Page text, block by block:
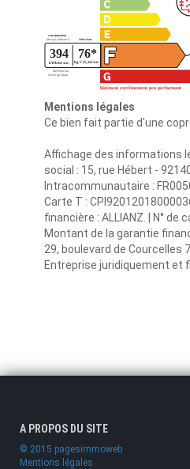
Mentions légales
Ce bien fait partie d'une
Affichage des informations
social : 15, rue Hébert -
Intracommunautaire :
Carte T :
financière : ALLIANZ. | N° de
Montant de la garantie
29, boulevard de Courcelles
Entreprise juridiquement et
A PROPOS DU SITE
© 2015 pagesimmoweb
Mentions légales